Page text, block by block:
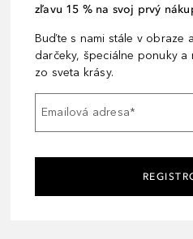
zľavu 15 % na svoj prvý
Buďte s nami stále v obraze
darčeky, špeciálne ponuky a
zo sveta krásy.
Emailová adresa*